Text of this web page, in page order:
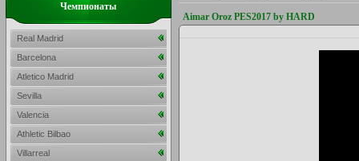
Aimar Oroz PES2017 by HARD
Чемпионаты
Real Madrid
Barcelona
Atletico Madrid
Sevilla
Valencia
Athletic Bilbao
Villarreal